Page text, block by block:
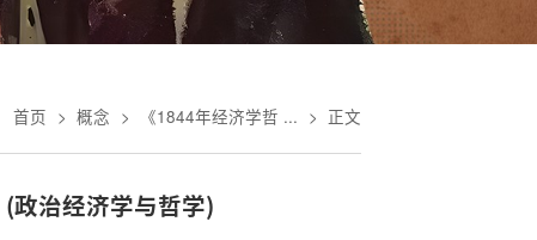
首页 > 概念 > 《1844年经济学哲 ... > 正文
(政治经济学与哲学)